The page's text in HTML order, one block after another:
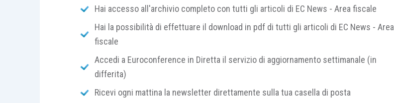
presupposti applicativi dellaPEX(art. 87, TUIR ), soffermandosi, in particolare, sul
requisito dell’
iscrizione della partecipazione tra le immobilizzazioni finanziarie
nel
primo bilancio chiuso
plusvalenza realizzata da una società in liquidazionea seguito della cessione dell’intera
partecipazione detenuta in un’altra società, disconoscendo il regime PEX che la
contribuente aveva fatto valere mediantedichiarazione integrativapresentata
Hai accesso all'archivio completo con tutti gli articoli di EC News - Area fiscale
Hai la possibilità di effettuare il download in pdf di tutti gli articoli di EC News - Area
fiscale
Accedi a Euroconference in Diretta il servizio di aggiornamento settimanale (in
differita)
Ricevi ogni mattina la newsletter direttamente sulla tua casella di posta